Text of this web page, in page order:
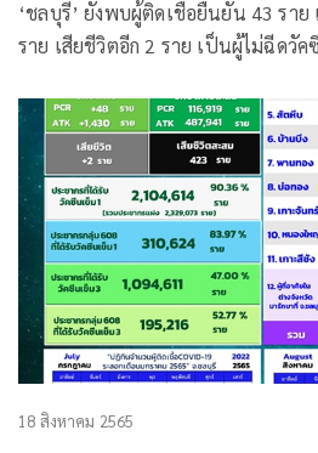
‘ชลบุรี’ ยังพบผู้ติดเชื้อยืนยัน 43 ราย แต่ผู้เข้าข่ายสูงถึง 1,863
ราย เสียชีวิตอีก 2 ราย เป็นผู้ไม่ฉีดวัค
18 สิงหาคม 2565